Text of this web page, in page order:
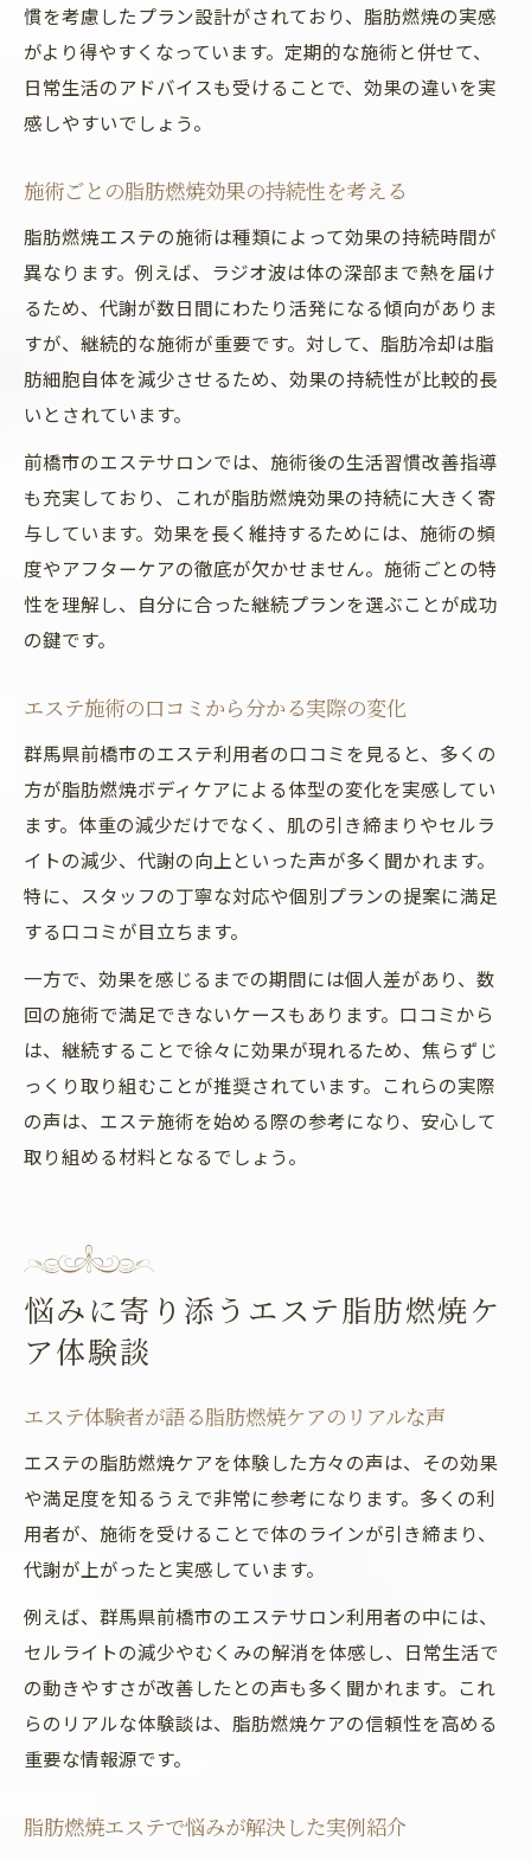
慣を考慮したプラン設計がされており、脂肪燃焼の実感
がより得やすくなっています。定期的な施術と併せて、
日常生活のアドバイスも受けることで、効果の違いを実
感しやすいでしょう。
施術ごとの脂肪燃焼効果の持続性を考える
脂肪燃焼エステの施術は種類によって効果の持続時間が
異なります。例えば、ラジオ波は体の深部まで熱を届け
るため、代謝が数日間にわたり活発になる傾向がありま
すが、継続的な施術が重要です。対して、脂肪冷却は脂
肪細胞自体を減少させるため、効果の持続性が比較的長
いとされています。
前橋市のエステサロンでは、施術後の生活習慣改善指導
も充実しており、これが脂肪燃焼効果の持続に大きく寄
与しています。効果を長く維持するためには、施術の頻
度やアフターケアの徹底が欠かせません。施術ごとの特
性を理解し、自分に合った継続プランを選ぶことが成功
の鍵です。
エステ施術の口コミから分かる実際の変化
群馬県前橋市のエステ利用者の口コミを見ると、多くの
方が脂肪燃焼ボディケアによる体型の変化を実感してい
ます。体重の減少だけでなく、肌の引き締まりやセルラ
イトの減少、代謝の向上といった声が多く聞かれます。
特に、スタッフの丁寧な対応や個別プランの提案に満足
する口コミが目立ちます。
一方で、効果を感じるまでの期間には個人差があり、数
回の施術で満足できないケースもあります。口コミから
は、継続することで徐々に効果が現れるため、焦らずじ
っくり取り組むことが推奨されています。これらの実際
の声は、エステ施術を始める際の参考になり、安心して
取り組める材料となるでしょう。
悩みに寄り添うエステ脂肪燃焼ケ
ア体験談
エステ体験者が語る脂肪燃焼ケアのリアルな声
エステの脂肪燃焼ケアを体験した方々の声は、その効果
や満足度を知るうえで非常に参考になります。多くの利
用者が、施術を受けることで体のラインが引き締まり、
代謝が上がったと実感しています。
例えば、群馬県前橋市のエステサロン利用者の中には、
セルライトの減少やむくみの解消を体感し、日常生活で
の動きやすさが改善したとの声も多く聞かれます。これ
らのリアルな体験談は、脂肪燃焼ケアの信頼性を高める
重要な情報源です。
脂肪燃焼エステで悩みが解決した実例紹介